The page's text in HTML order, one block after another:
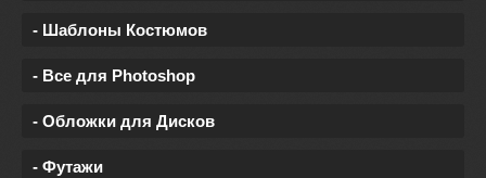
- Шаблоны Костюмов
- Все для Photoshop
- Обложки для Дисков
- Футажи